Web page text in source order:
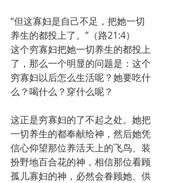
“但这寡妇是自己不足，把她一切
养生的都投上了。”（路21:4）
这个穷寡妇把她一切养生的都投上
了，那么一个明显的问题是：这个
穷寡妇以后怎么生活呢？她要吃什
么？喝什么？穿什么呢？
这正是穷寡妇的了不起之处。她把
一切养生的都奉献给神，然后她凭
信心仰望那位养活天上的飞鸟、装
扮野地百合花的神，相信那位看顾
孤儿寡妇的神，必然会眷顾她、供